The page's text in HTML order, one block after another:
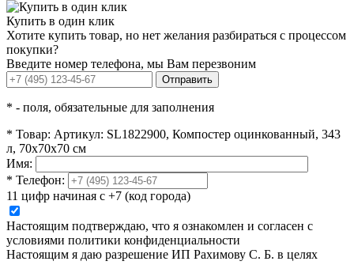
Купить в один клик
Хотите купить товар, но нет желания разбираться с процессом
покупки?
Введите номер телефона, мы Вам перезвоним
Отправить
* - поля, обязательные для заполнения
* Товар: Артикул: SL1822900, Компостер оцинкованный, 343
л, 70х70х70 см
Имя:
* Телефон:
11 цифр начиная с +7 (код города)
Настоящим подтверждаю, что я ознакомлен и согласен с
условиями политики конфиденциальности
Настоящим я даю разрешение ИП Рахимову С. Б. в целях